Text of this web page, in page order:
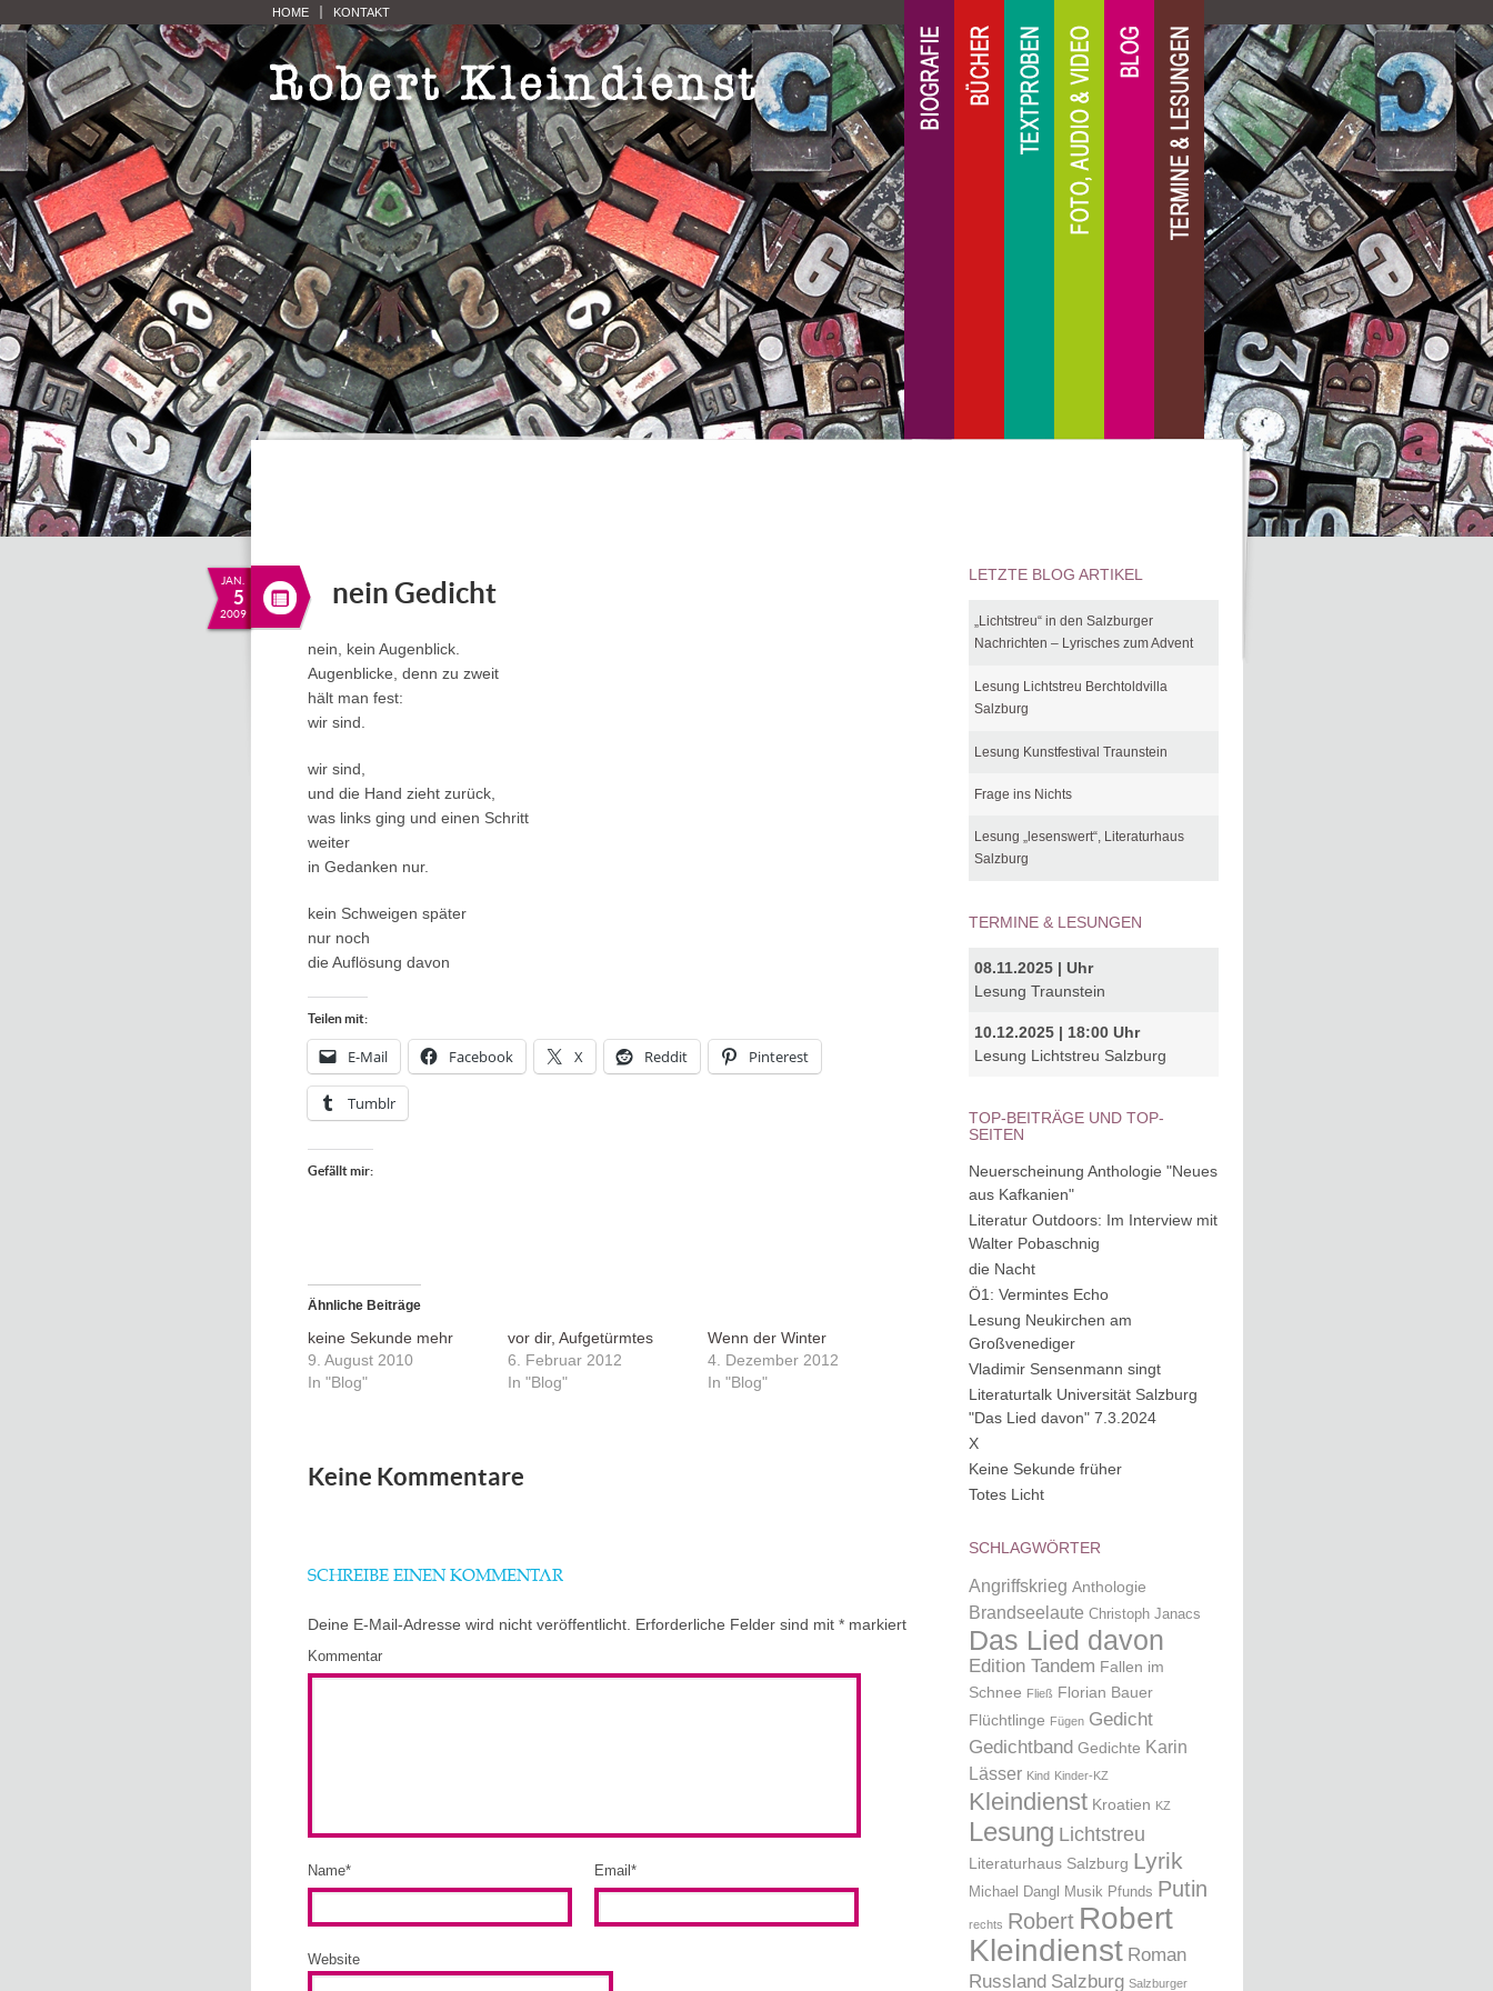
HOME KONTAKT
JAN.
5
2009
nein Gedicht
nein, kein Augenblick.
Augenblicke, denn zu zweit
hält man fest:
wir sind.
wir sind,
und die Hand zieht zurück,
was links ging und einen Schritt
weiter
in Gedanken nur.
kein Schweigen später
nur noch
die Auflösung davon
Teilen mit:
E-Mail Facebook X Reddit Pinterest
Tumblr
Gefällt mir:
Ähnliche Beiträge
keine Sekunde mehr
9. August 2010
In "Blog"
vor dir, Aufgetürmtes
6. Februar 2012
In "Blog"
Wenn der Winter
4. Dezember 2012
In "Blog"
Keine Kommentare
SCHREIBE EINEN KOMMENTAR
Deine E-Mail-Adresse wird nicht veröffentlicht. Erforderliche Felder sind mit * markiert
Kommentar
Name* Email *
Website
LETZTE BLOG ARTIKEL
„Lichtstreu“ in den Salzburger
Nachrichten – Lyrisches zum Advent
Lesung Lichtstreu Berchtoldvilla
Salzburg
Lesung Kunstfestival Traunstein
Frage ins Nichts
Lesung „lesenswert“, Literaturhaus
Salzburg
TERMINE & LESUNGEN
08.11.2025 | Uhr
Lesung Traunstein
10.12.2025 | 18:00 Uhr
Lesung Lichtstreu Salzburg
TOP-BEITRÄGE UND TOP-
SEITEN
Neuerscheinung Anthologie "Neues
aus Kafkanien"
Literatur Outdoors: Im Interview mit
Walter Pobaschnig
die Nacht
Ö1: Vermintes Echo
Lesung Neukirchen am
Großvenediger
Vladimir Sensenmann singt
Literaturtalk Universität Salzburg
"Das Lied davon" 7.3.2024
X
Keine Sekunde früher
Totes Licht
SCHLAGWÖRTER
Angriffskrieg Anthologie
Brandseelaute Christoph Janacs
Das Lied davon
Edition Tandem Fallen im
Schnee Fließ Florian Bauer
Flüchtlinge Fügen Gedicht
Gedichtband Gedichte Karin
Lässer Kind Kinder-KZ
Kleindienst Kroatien KZ
Lesung Lichtstreu
Literaturhaus Salzburg Lyrik
Michael Dangl Musik Pfunds Putin
rechts Robert Robert
Kleindienst Roman
Russland Salzburg Salzburger